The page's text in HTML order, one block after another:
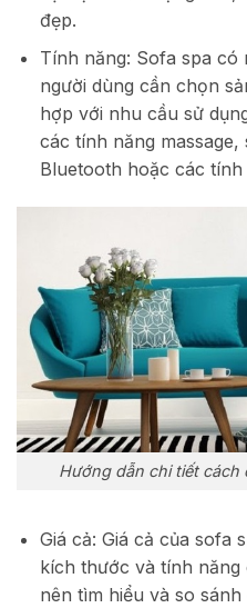
đẹp.
Tính năng: Sofa spa
người dùng cần chọn
hợp với nhu cầu sử
các tính năng massage,
Bluetooth hoặc các tính
Hướng dẫn chi tiết
Giá cả: Giá cả của sofa
kích thước và tính năng
nên tìm hiểu và so